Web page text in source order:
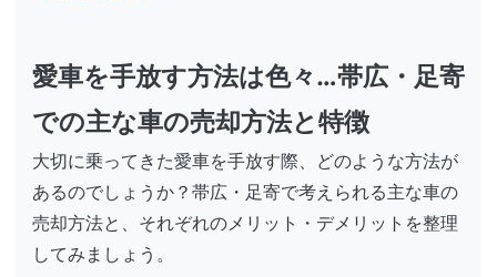
愛車を手放す方法は色々…帯広・足寄
での主な車の売却方法と特徴
大切に乗ってきた愛車を手放す際、どのような方法が
あるのでしょうか？帯広・足寄で考えられる主な車の
売却方法と、それぞれのメリット・デメリットを整理
してみましょう。